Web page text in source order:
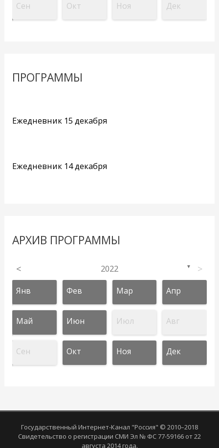
Сен Окт Ноя Дек
ПРОГРАММЫ
Ежедневник 15 декабря
Ежедневник 14 декабря
АРХИВ ПРОГРАММЫ
< 2022 ▼ >
Янв Фев Мар Апр
Май Июн Июл Авг
Сен Окт Ноя Дек
Государственный Интернет-Канал "Россия" © 2010–2018
Свидетельство о регистрации СМИ Эл № ФС 77-59166 от 22
августа 2014 года.